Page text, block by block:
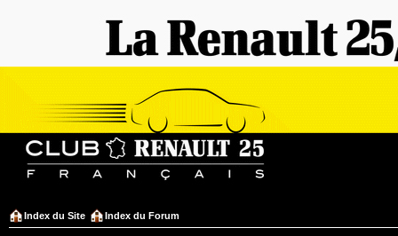
Index du Site Index du Forum